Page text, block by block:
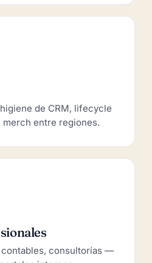
de CRM, lifecycle
merch entre regiones.
contables, consultorías —